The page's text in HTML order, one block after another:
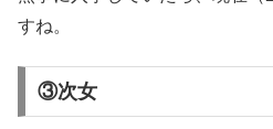
すね。
③次女